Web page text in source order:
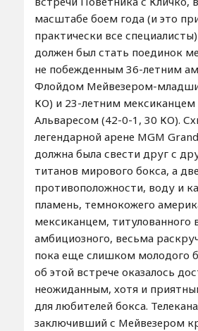
масштабе боем года (и это
практически все
должен был стать поединок
не побежденным 36-летним
Флойдом Мейвезером-
КО) и 23-летним мексиканцем
Альваресом (42-0-1, 30 КО).
легендарной арене MGM
должна была свести друг с
титанов мирового бокса, а две
противоположности, воду и
пламень, темнокожего
мексиканцем, титулованного
амбициозного, весьма
пока еще слишком молодого
об этой встрече оказалось
неожиданным, хотя и
для любителей бокса.
заключивший с Мейвезером